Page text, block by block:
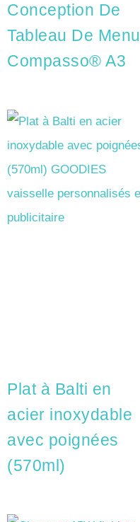
Conception De
Tableau De Menu
Compasso® A3
Plat à Balti en
acier inoxydable
avec poignées
(570ml)